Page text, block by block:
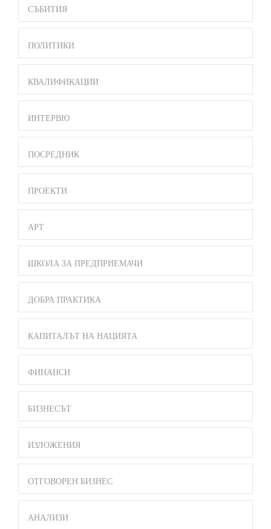
СЪБИТИЯ
ПОЛИТИКИ
КВАЛИФИКАЦИИ
ИНТЕРВЮ
ПОСРЕДНИК
ПРОЕКТИ
АРТ
ШКОЛА ЗА ПРЕДПРИЕМАЧИ
ДОБРА ПРАКТИКА
КАПИТАЛЪТ НА НАЦИЯТА
ФИНАНСИ
БИЗНЕСЪТ
ИЗЛОЖЕНИЯ
ОТГОВОРЕН БИЗНЕС
АНАЛИЗИ